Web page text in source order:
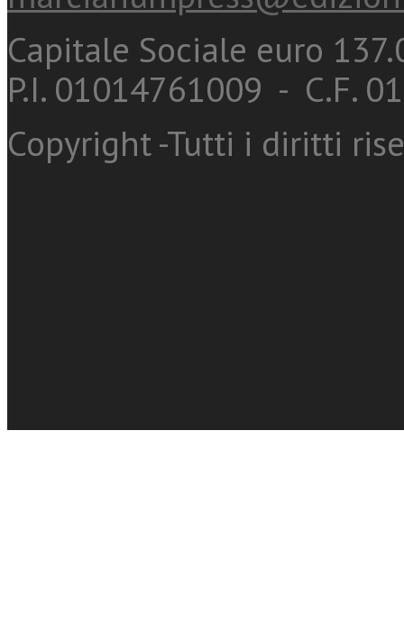
Capitale Sociale euro
P.I. 01014761009 - C.F.
Copyright -Tutti i diritti